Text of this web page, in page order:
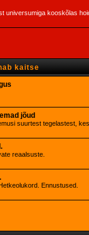
universumiga kooskõlas
kaitse
jõud
suurtest tegelastest,
reaalsuste.
Ennustused.